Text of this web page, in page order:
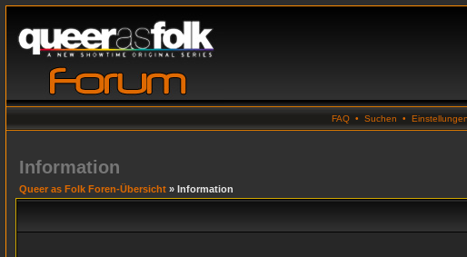
FAQ • Suchen • Einstellungen
Information
Queer as Folk Foren-Übersicht » Information